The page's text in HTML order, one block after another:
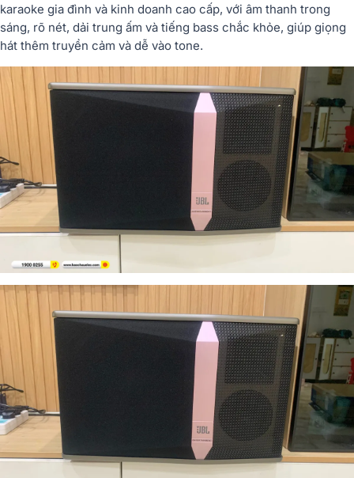
karaoke gia đình và kinh doanh cao cấp, với âm thanh trong
sáng, rõ nét, dải trung ấm và tiếng bass chắc khỏe, giúp giọng
hát thêm truyền cảm và dễ vào tone.